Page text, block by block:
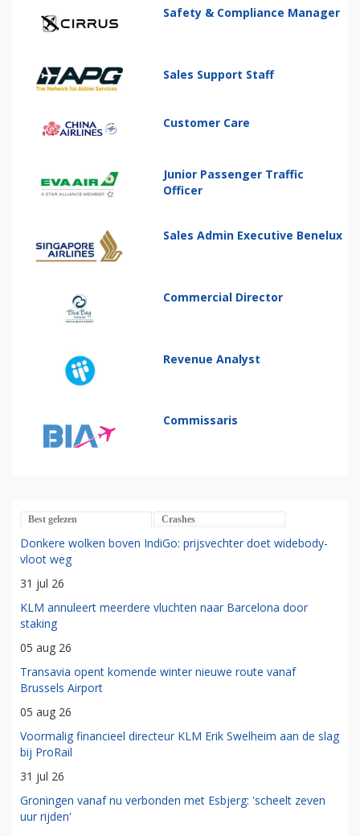
Safety & Compliance Manager
Sales Support Staff
Customer Care
Junior Passenger Traffic
Officer
Sales Admin Executive Benelux
Commercial Director
Revenue Analyst
Commissaris
Best gelezen Crashes
Donkere wolken boven IndiGo: prijsvechter doet widebody-
vloot weg
31 jul 26
KLM annuleert meerdere vluchten naar Barcelona door
staking
05 aug 26
Transavia opent komende winter nieuwe route vanaf
Brussels Airport
05 aug 26
Voormalig financieel directeur KLM Erik Swelheim aan de slag
bij ProRail
31 jul 26
Groningen vanaf nu verbonden met Esbjerg: 'scheelt zeven
uur rijden'